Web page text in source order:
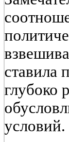
ставила
глубоко
условий.